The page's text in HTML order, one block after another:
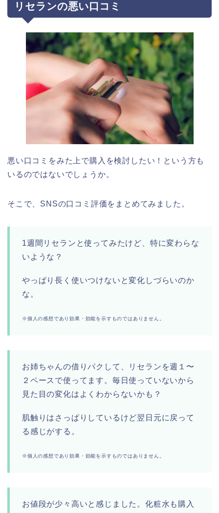
リセランの悪い口コミ
悪い口コミをみた上で購入を検討したい！という方も
いるのではないでしょうか。
そこで、SNSの口コミ評価をまとめてみました。
1週間リセランと使ってみたけど、特に変わらな
いような？
やっぱり長く使いつけないと変化しづらいのか
な。
※個人の感想であり効果・効能を示すものではありません。
お姉ちゃんの借りパクして、リセランを週１〜
２ペースで使ってます。毎日使っていないから
見た目の変化はよくわからないかも？
肌触りはさっぱりしているけど翌日元に戻って
る感じがする。
※個人の感想であり効果・効能を示すものではありません。
お値段が少々高いと感じました。化粧水も購入